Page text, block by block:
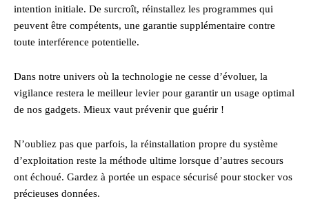
intention initiale. De surcroît, réinstallez les programmes qui
peuvent être compétents, une garantie supplémentaire contre
toute interférence potentielle.
Dans notre univers où la technologie ne cesse d’évoluer, la
vigilance restera le meilleur levier pour garantir un usage optimal
de nos gadgets. Mieux vaut prévenir que guérir !
N’oubliez pas que parfois, la réinstallation propre du système
d’exploitation reste la méthode ultime lorsque d’autres secours
ont échoué. Gardez à portée un espace sécurisé pour stocker vos
précieuses données.